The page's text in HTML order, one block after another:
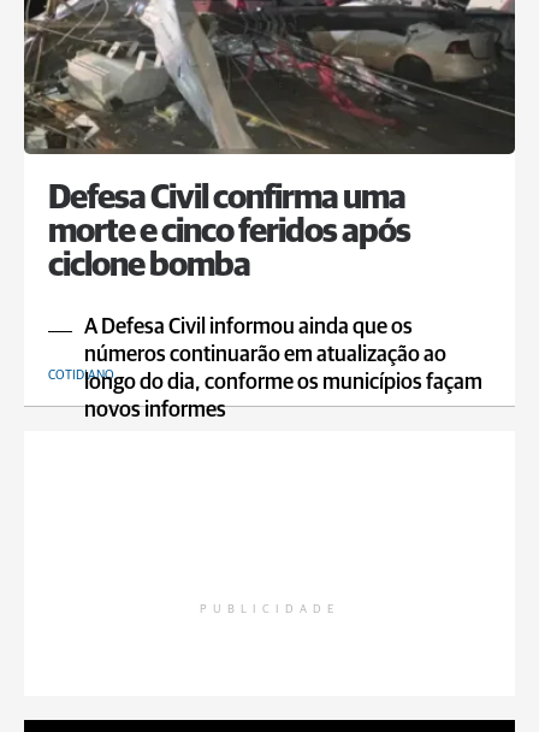
Defesa Civil confirma uma
morte e cinco feridos após
ciclone bomba
A Defesa Civil informou ainda que os
números continuarão em atualização ao
longo do dia, conforme os municípios façam
novos informes
COTIDIANO
PUBLICIDADE